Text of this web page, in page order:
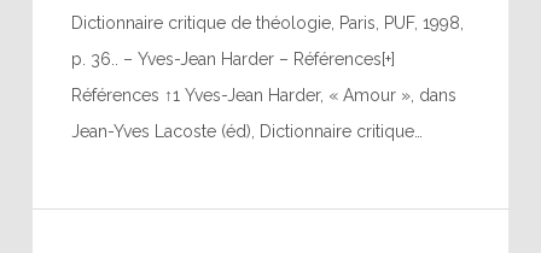
Dictionnaire critique de théologie, Paris, PUF, 1998,
p. 36.. – Yves-Jean Harder – Références[+]
Références ↑1 Yves-Jean Harder, « Amour », dans
Jean-Yves Lacoste (éd), Dictionnaire critique…